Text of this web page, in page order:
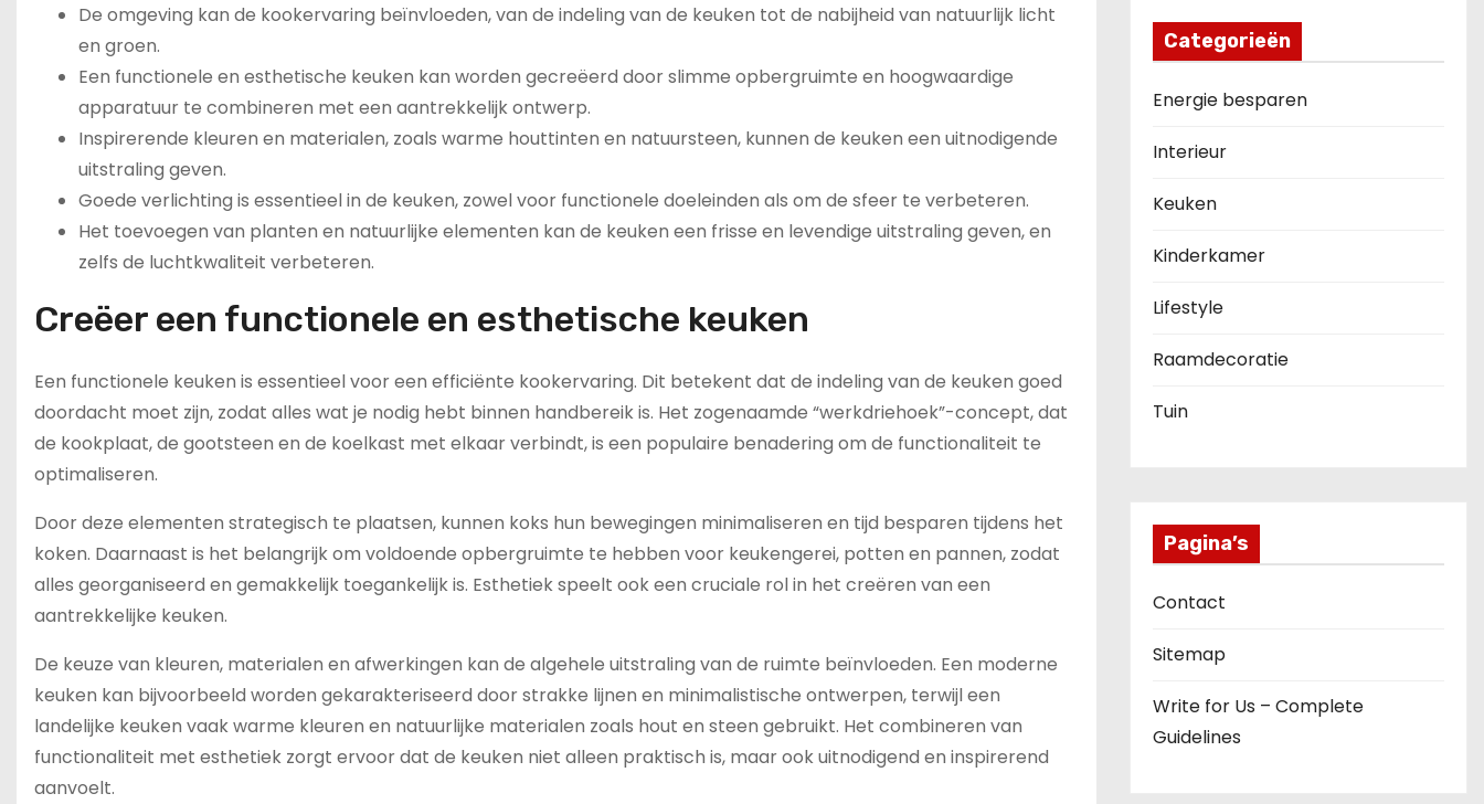
De omgeving kan de kookervaring beïnvloeden, van de indeling van de keuken tot de nabijheid van natuurlijk licht
en groen.
Een functionele en esthetische keuken kan worden gecreëerd door slimme opbergruimte en hoogwaardige
apparatuur te combineren met een aantrekkelijk ontwerp.
Inspirerende kleuren en materialen, zoals warme houttinten en natuursteen, kunnen de keuken een uitnodigende
uitstraling geven.
Goede verlichting is essentieel in de keuken, zowel voor functionele doeleinden als om de sfeer te verbeteren.
Het toevoegen van planten en natuurlijke elementen kan de keuken een frisse en levendige uitstraling geven, en
zelfs de luchtkwaliteit verbeteren.
Creëer een functionele en esthetische keuken
Een functionele keuken is essentieel voor een efficiënte kookervaring. Dit betekent dat de indeling van de keuken goed
doordacht moet zijn, zodat alles wat je nodig hebt binnen handbereik is. Het zogenaamde “werkdriehoek”-concept, dat
de kookplaat, de gootsteen en de koelkast met elkaar verbindt, is een populaire benadering om de functionaliteit te
optimaliseren.
Door deze elementen strategisch te plaatsen, kunnen koks hun bewegingen minimaliseren en tijd besparen tijdens het
koken. Daarnaast is het belangrijk om voldoende opbergruimte te hebben voor keukengerei, potten en pannen, zodat
alles georganiseerd en gemakkelijk toegankelijk is. Esthetiek speelt ook een cruciale rol in het creëren van een
aantrekkelijke keuken.
De keuze van kleuren, materialen en afwerkingen kan de algehele uitstraling van de ruimte beïnvloeden. Een moderne
keuken kan bijvoorbeeld worden gekarakteriseerd door strakke lijnen en minimalistische ontwerpen, terwijl een
landelijke keuken vaak warme kleuren en natuurlijke materialen zoals hout en steen gebruikt. Het combineren van
functionaliteit met esthetiek zorgt ervoor dat de keuken niet alleen praktisch is, maar ook uitnodigend en inspirerend
aanvoelt.
Categorieën
Energie besparen
Interieur
Keuken
Kinderkamer
Lifestyle
Raamdecoratie
Tuin
Pagina’s
Contact
Sitemap
Write for Us – Complete
Guidelines